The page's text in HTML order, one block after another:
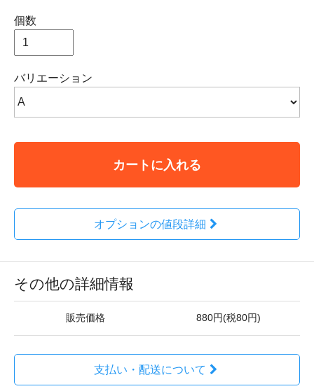
個数
バリエーション
カートに入れる
オプションの値段詳細
その他の詳細情報
販売価格 880円(税80円)
支払い・配送について